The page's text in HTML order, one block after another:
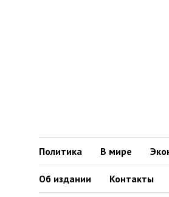
Политика В мире
Об издании Контакты